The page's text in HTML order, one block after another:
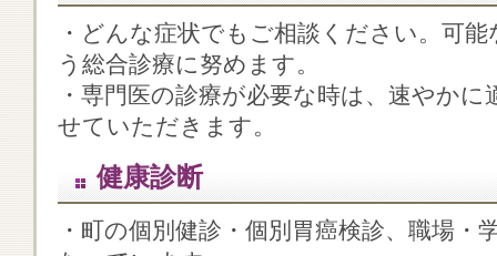
・どんな症状でもご相談ください。可
う総合診療に努めます。
・専門医の診療が必要な時は、速やか
せていただきます。
健康診断
・町の個別健診・個別胃癌検診、職場・